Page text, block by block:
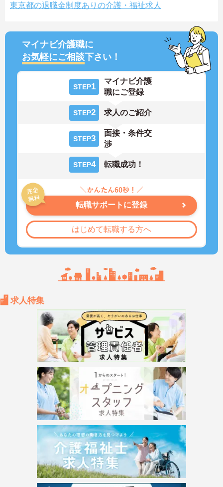
東京都の退職金制度ありの介護・福祉求人
マイナビ介護職に
お気軽にご相談下さい！
STEP1
マイナビ介護
職にご登録
STEP2 求人のご紹介
STEP3
面接・条件交
渉
STEP4 転職成功！
転職サポートに登録
はじめて転職する方へ
求人特集